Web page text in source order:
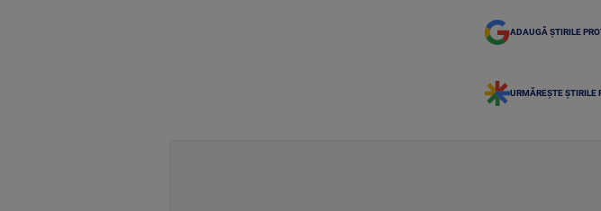
ADAUGĂ ȘTIRILE
URMĂREȘTE ȘTIRILE